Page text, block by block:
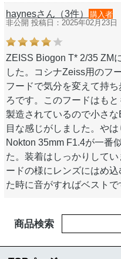
haynesさん（3件）
購入者
非公開 投稿日：2025年02月23日
ZEISS Biogon T* 2/35 ZM
した。コシナZeiss用のフ
フードで気分を変えて持
ろです。このフードはも
製造されているので小さ
目な感じがしました。や
Nokton 35mm F1.4が一番
た。装着はしっかりして
ードの様にレンズにはめ
た時に音がすればベストで
商品検索